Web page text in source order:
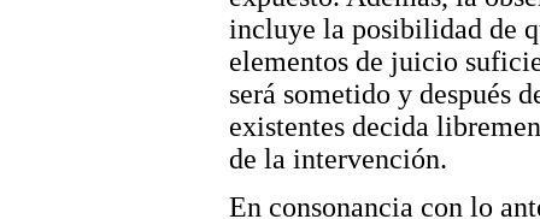
incluye la posibilidad de
elementos de juicio
será sometido y después
existentes decida
de la intervención.
En consonancia con lo